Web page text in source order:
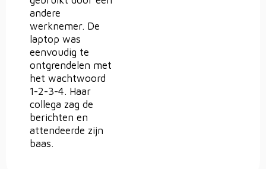
andere
werknemer. De
laptop was
eenvoudig te
ontgrendelen met
het wachtwoord
1-2-3-4. Haar
collega zag de
berichten en
attendeerde zijn
baas.